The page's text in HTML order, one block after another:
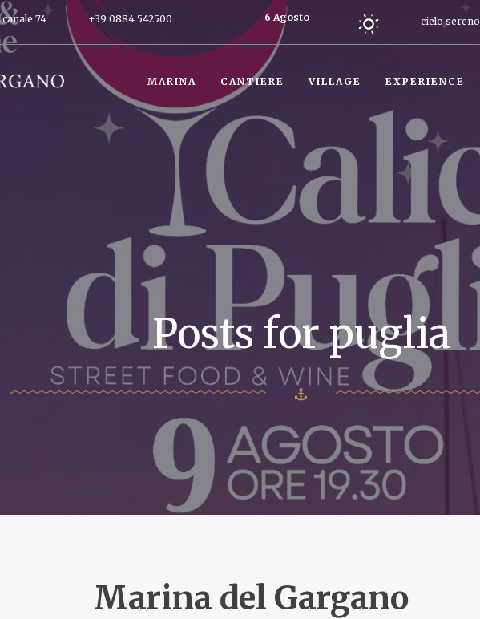
canale 74 +39 0884 542500
6 Agosto
2026
Oggi
cielo sereno
MARINA CANTIERE VILLAGE EXPERIENCE
Posts for puglia
Marina del Gargano